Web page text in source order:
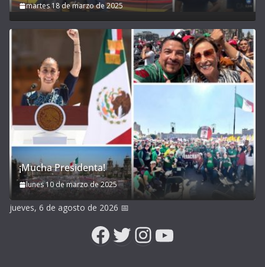
martes 18 de marzo de 2025
¡Mucha Presidenta!
lunes 10 de marzo de 2025
jueves, 6 de agosto de 2026 📅
Facebook
Twitter
Instagram
YouTube